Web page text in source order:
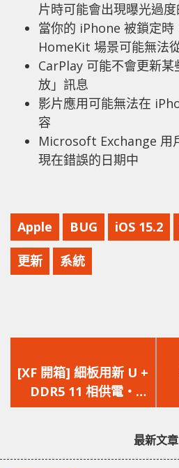
片時可能會出現曝光過
當你的 iPhone 被鎖定時
HomeKit 場景可能無法
CarPlay 可能不會更新
放」訊息
影片應用可能無法在
容
Microsoft Exchange 用
現在錯誤的日期中
Apple BUG iOS 15.2
更新 系統
一
篇
文
[XF 開箱] 細板用新 U +
DDR5 11 相供電‧
PCIe Gen5 X16‧PCIe
最新文章